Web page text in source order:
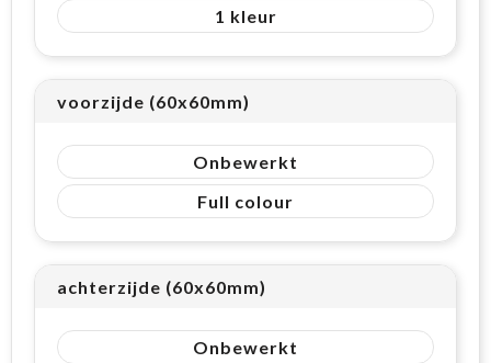
1
voorzijde (60x60mm)
Onbewerkt
Full colour
achterzijde (60x60mm)
Onbewerkt